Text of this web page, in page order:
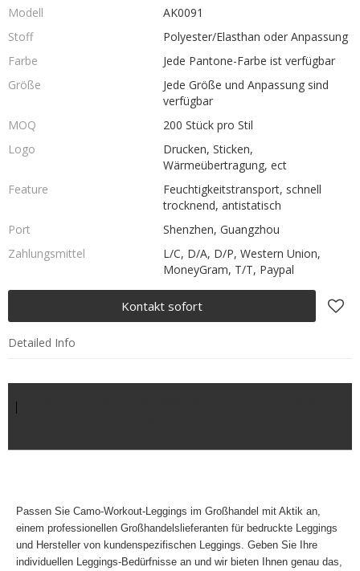
Modell
AK0091
Stoff
Polyester/Elasthan oder Anpassung
Farbe
Jede Pantone-Farbe ist verfügbar
Größe
Jede Größe und Anpassung sind
verfügbar
MOQ
200 Stück pro Stil
Logo
Drucken, Sticken,
Wärmeübertragung, ect
Feature
Feuchtigkeitstransport, schnell
trocknend, antistatisch
Port
Shenzhen, Guangzhou
Zahlungsmittel
L/C, D/A, D/P, Western Union,
MoneyGram, T/T, Paypal
Kontakt sofort
Detailed Info
Passen Sie Camo-Workout-Leggings im Großhandel mit Aktik an,
einem professionellen Großhandelslieferanten für bedruckte Leggings
und Hersteller von kundenspezifischen Leggings. Geben Sie Ihre
individuellen Leggings-Bedürfnisse an und wir bieten Ihnen genau das,